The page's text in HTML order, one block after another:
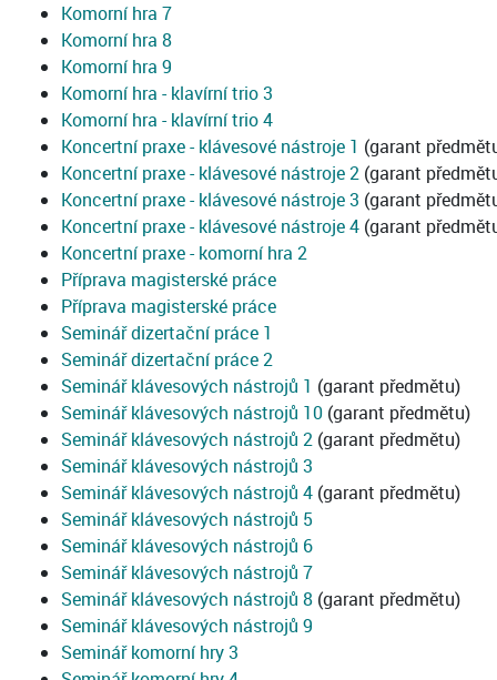
Komorní hra 7
Komorní hra 8
Komorní hra 9
Komorní hra - klavírní trio 3
Komorní hra - klavírní trio 4
Koncertní praxe - klávesové nástroje 1 (garant
Koncertní praxe - klávesové nástroje 2 (garant
Koncertní praxe - klávesové nástroje 3 (garant
Koncertní praxe - klávesové nástroje 4 (garant
Koncertní praxe - komorní hra 2
Příprava magisterské práce
Příprava magisterské práce
Seminář dizertační práce 1
Seminář dizertační práce 2
Seminář klávesových nástrojů 1 (garant předmětu)
Seminář klávesových nástrojů 10 (garant předmětu)
Seminář klávesových nástrojů 2 (garant předmětu)
Seminář klávesových nástrojů 3
Seminář klávesových nástrojů 4 (garant předmětu)
Seminář klávesových nástrojů 5
Seminář klávesových nástrojů 6
Seminář klávesových nástrojů 7
Seminář klávesových nástrojů 8 (garant předmětu)
Seminář klávesových nástrojů 9
Seminář komorní hry 3